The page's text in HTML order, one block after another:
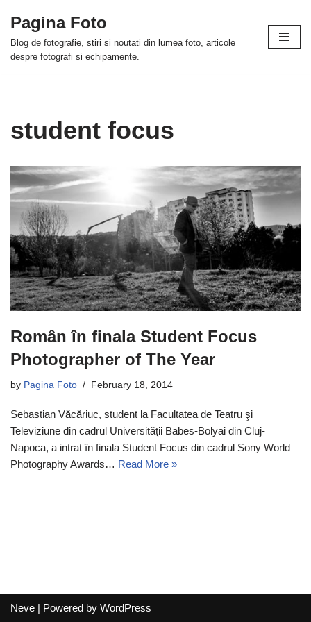
Skip
to
Pagina Foto
Blog de fotografie, stiri si noutati din lumea foto, articole
despre fotografi si echipamente.
student focus
Român în finala Student Focus
Photographer of The Year
by Pagina Foto February 18, 2014
Sebastian Văcăriuc, student la Facultatea de Teatru şi
Televiziune din cadrul Universităţii Babes-Bolyai din Cluj-
Napoca, a intrat în finala Student Focus din cadrul Sony World
Photography Awards… Read More »
Neve | Powered by WordPress